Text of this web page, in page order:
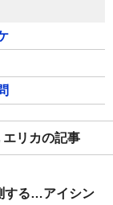
エリカの記事
する…アイシン